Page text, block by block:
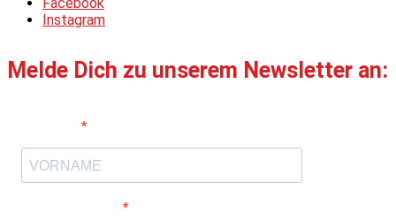
Instagram
Melde Dich zu unserem Newsletter an: